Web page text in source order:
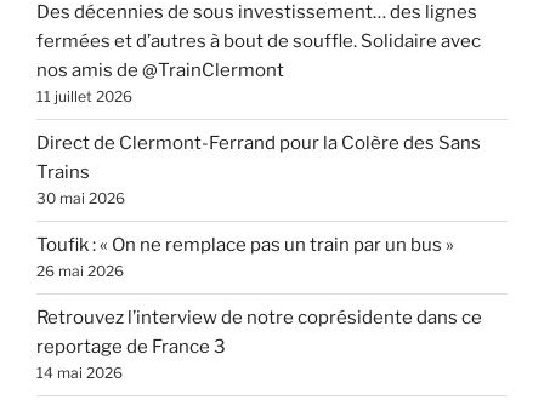
Des décennies de sous investissement… des lignes
fermées et d’autres à bout de souffle. Solidaire avec
nos amis de @TrainClermont
11 juillet 2026
Direct de Clermont-Ferrand pour la Colère des Sans
Trains
30 mai 2026
Toufik : « On ne remplace pas un train par un bus »
26 mai 2026
Retrouvez l’interview de notre coprésidente dans ce
reportage de France 3
14 mai 2026